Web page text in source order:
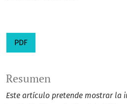
PDF
Resumen
Este artículo pretende mostrar la